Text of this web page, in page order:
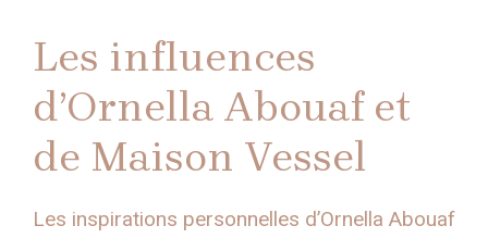
Les influences
d’Ornella Abouaf et
de Maison Vessel
Les inspirations personnelles d’Ornella Abouaf